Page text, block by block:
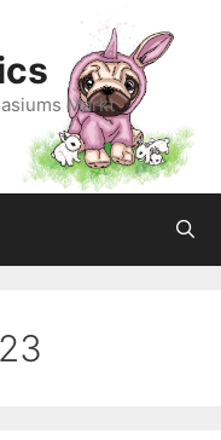
Markt